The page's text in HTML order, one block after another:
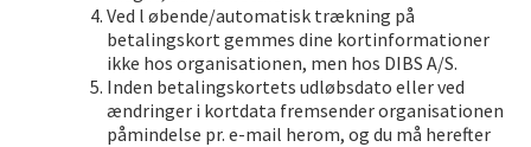
Ved l øbende/automatisk trækning på
betalingskort gemmes dine kortinformationer
ikke hos organisationen, men hos DIBS A/S.
Inden betalingskortets udløbsdato eller ved
ændringer i kortdata fremsender organisationen
påmindelse pr. e-mail herom, og du må herefter